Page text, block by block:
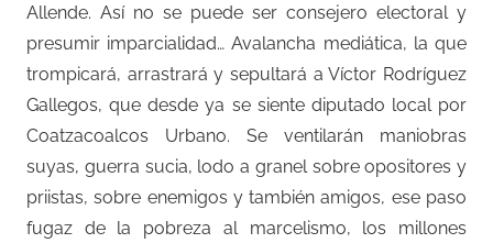
Allende. Así no se puede ser consejero electoral y
presumir imparcialidad… Avalancha mediática, la que
trompicará, arrastrará y sepultará a Víctor Rodríguez
Gallegos, que desde ya se siente diputado local por
Coatzacoalcos Urbano. Se ventilarán maniobras
suyas, guerra sucia, lodo a granel sobre opositores y
priistas, sobre enemigos y también amigos, ese paso
fugaz de la pobreza al marcelismo, los millones